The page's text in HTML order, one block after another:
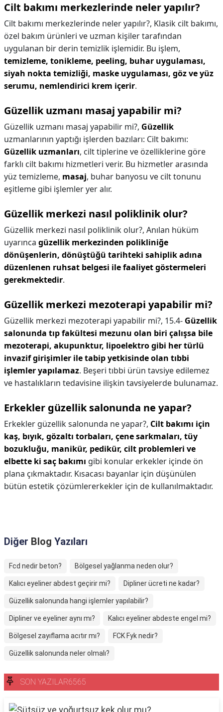
Cilt bakımı merkezlerinde neler yapılır?
Cilt bakımı merkezlerinde neler yapılır?, Klasik cilt bakımı,
özel bakım ürünleri ve uzman kişiler tarafından
uygulanan bir derin temizlik işlemidir. Bu işlem,
temizleme, tonikleme, peeling, buhar uygulaması,
siyah nokta temizliği, maske uygulaması, göz ve yüz
serumu, nemlendirici krem içerir.
Güzellik uzmanı masaj yapabilir mi?
Güzellik uzmanı masaj yapabilir mi?, Güzellik
uzmanlarının yaptığı işlerden bazıları: Cilt bakımı:
Güzellik uzmanları, cilt tiplerine ve özelliklerine göre
farklı cilt bakımı hizmetleri verir. Bu hizmetler arasında
yüz temizleme, masaj, buhar banyosu ve cilt tonunu
eşitleme gibi işlemler yer alır.
Güzellik merkezi nasıl poliklinik olur?
Güzellik merkezi nasıl poliklinik olur?, Anılan hüküm
uyarınca güzellik merkezinden polikliniğe
dönüşenlerin, dönüştüğü tarihteki sahiplik adına
düzenlenen ruhsat belgesi ile faaliyet göstermeleri
gerekmektedir.
Güzellik merkezi mezoterapi yapabilir mi?
Güzellik merkezi mezoterapi yapabilir mi?, 15.4- Güzellik
salonunda tıp fakültesi mezunu olan biri çalışsa bile
mezoterapi, akupunktur, lipoelektro gibi her türlü
invazif girişimler ile tabip yetkisinde olan tıbbi
işlemler yapılamaz. Beşeri tıbbi ürün tavsiye edilemez
ve hastalıkların tedavisine ilişkin tavsiyelerde bulunamaz.
Erkekler güzellik salonunda ne yapar?
Erkekler güzellik salonunda ne yapar?, Cilt bakımı için
kaş, bıyık, gözaltı torbaları, çene sarkmaları, tüy
bozukluğu, manikür, pedikür, cilt problemleri ve
elbette ki saç bakımı gibi konular erkekler içinde ön
plana çıkmaktadır. Kısacası bayanlar için düşünülen
bütün estetik çözümlererkekler için de kullanılmaktadır.
Diğer Blog Yazıları
Fcd nedir beton? Bölgesel yağlanma neden olur?
Kalıcı eyeliner abdest geçirir mi? Dipliner ücreti ne kadar?
Güzellik salonunda hangi işlemler yapılabilir?
Dipliner ve eyeliner aynı mı? Kalıcı eyeliner abdeste engel mi?
Bölgesel zayıflama acıtır mı? FCK Fyk nedir?
Güzellik salonunda neler olmalı?
SON YAZILAR6565